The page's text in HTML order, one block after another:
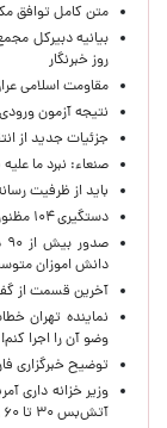
متن کامل توافق
بیانیه دبیرکل
روز خبرنگار
مقاومت اسلامی
نتیجه آزمون ورودی سمپاد
جزئیات جدید از
صنعاء: نبرد ما
باید از ظرفیت
دستگیری ۱۰۴ مظنون طی عملیات‌هایی علیه داعش در ترکیه
دانش اموزان
آخرین قسمت از
نماینده تهران
وضو آن را اجرا کنم!
توضیح خبرگزاری
وزیر خزانه داری
آتش‌بس ۳۰ تا ۶۰ روزه باشیم